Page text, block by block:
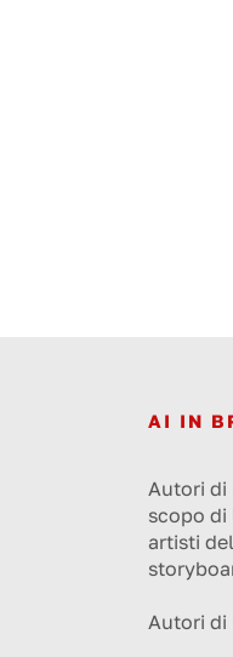
AI IN
Autori di
scopo
artisti
Autori di